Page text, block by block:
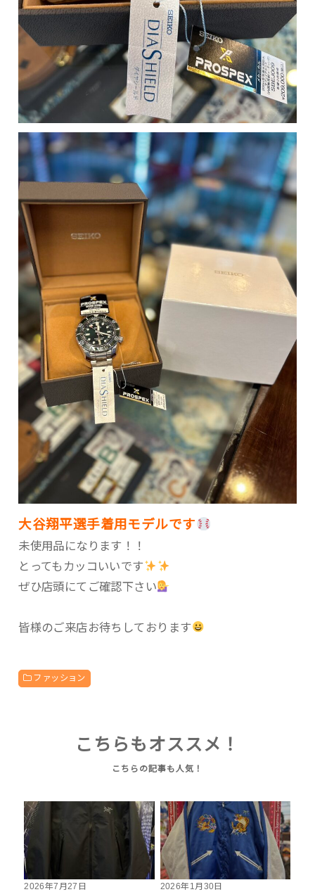
大谷翔平選手着用モデルです
未使用品になります！！
とってもカッコいいです
ぜひ店頭にてご確認下さい
皆様のご来店お待ちしております
ファッション
こちらもオススメ！
2026年7月27日
2026年1月30日